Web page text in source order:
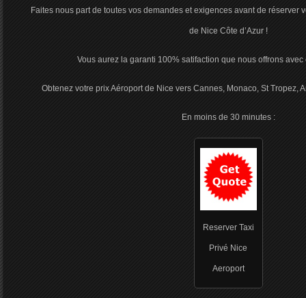
Faites nous part de toutes vos demandes et exigences avant de réserver
de Nice Côte d’Azur !
Vous aurez la garanti 100% satifaction que nous offrons
Obtenez votre prix Aéroport de Nice vers Cannes, Monaco, St Tropez,
En moins de 30 minutes :
Reserver Taxi
Privé Nice
Aeroport